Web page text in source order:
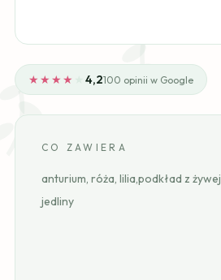
★★★★ ★4,2100 opinii w Google
CO ZAWIERA
anturium, róża, lilia,podkład z żywej
jedliny